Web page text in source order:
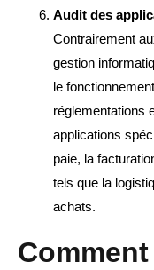
Audit des
Contrairement
gestion
le
réglementations
applications
paie, la
tels que la
achats.